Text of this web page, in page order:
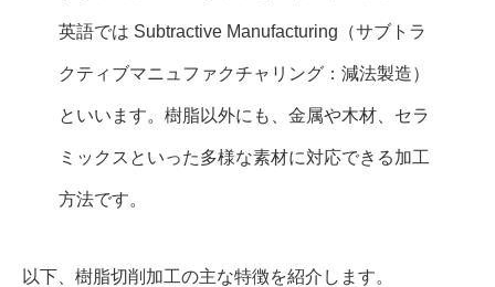
英語では Subtractive Manufacturing（サブトラ
クティブマニュファクチャリング：減法製造）
といいます。樹脂以外にも、金属や木材、セラ
ミックスといった多様な素材に対応できる加工
方法です。
以下、樹脂切削加工の主な特徴を紹介します。